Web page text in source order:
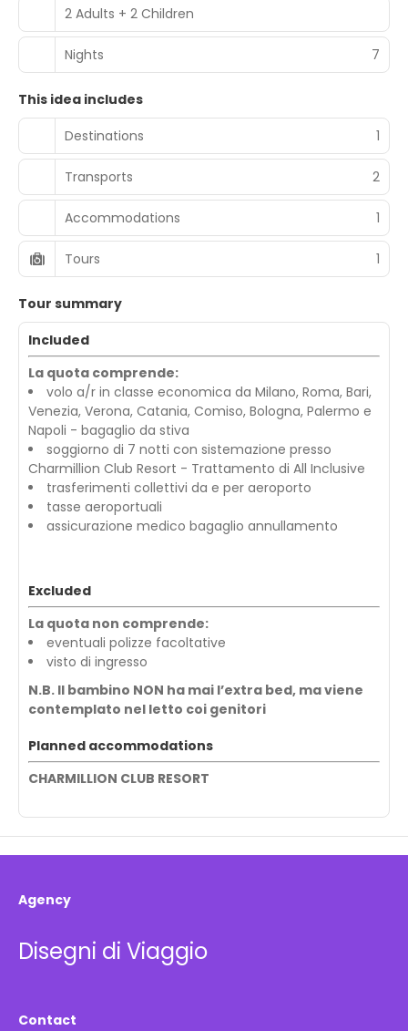
2 Adults + 2 Children
Nights 7
This idea includes
Destinations
1
Transports 2
Accommodations 1
Tours 1
Tour summary
Included
La quota comprende:
volo a/r in classe economica da Milano, Roma, Bari,
Venezia, Verona, Catania, Comiso, Bologna, Palermo e
Napoli - bagaglio da stiva
soggiorno di 7 notti con sistemazione presso
Charmillion Club Resort - Trattamento di All Inclusive
trasferimenti collettivi da e per aeroporto
tasse aeroportuali
assicurazione medico bagaglio annullamento
Excluded
La quota non comprende:
eventuali polizze facoltative
visto di ingresso
N.B. Il bambino NON ha mai l’extra bed, ma viene
contemplato nel letto coi genitori
Planned accommodations
CHARMILLION CLUB RESORT
Agency
Disegni di Viaggio
Contact